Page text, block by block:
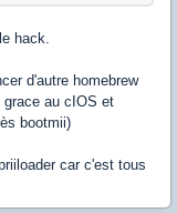
hack.
d'autre homebrew
au cIOS et
bootmii)
car c'est tous